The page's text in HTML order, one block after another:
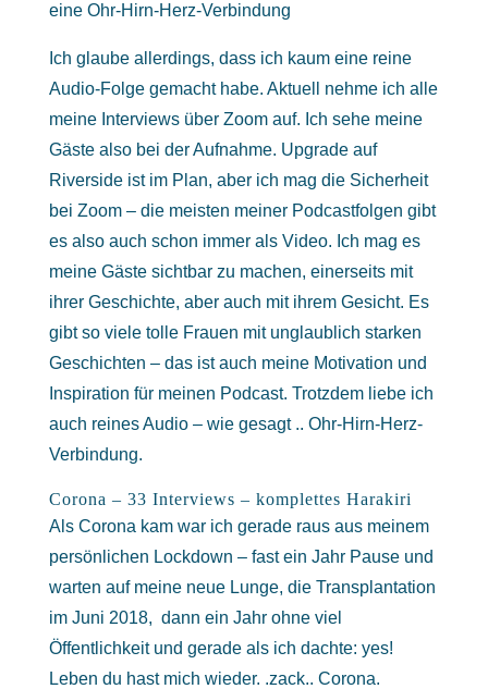
eine Ohr-Hirn-Herz-Verbindung
Ich glaube allerdings, dass ich kaum eine reine
Audio-Folge gemacht habe. Aktuell nehme ich alle
meine Interviews über Zoom auf. Ich sehe meine
Gäste also bei der Aufnahme. Upgrade auf
Riverside ist im Plan, aber ich mag die Sicherheit
bei Zoom – die meisten meiner Podcastfolgen gibt
es also auch schon immer als Video. Ich mag es
meine Gäste sichtbar zu machen, einerseits mit
ihrer Geschichte, aber auch mit ihrem Gesicht. Es
gibt so viele tolle Frauen mit unglaublich starken
Geschichten – das ist auch meine Motivation und
Inspiration für meinen Podcast. Trotzdem liebe ich
auch reines Audio – wie gesagt .. Ohr-Hirn-Herz-
Verbindung.
Corona – 33 Interviews – komplettes Harakiri
Als Corona kam war ich gerade raus aus meinem
persönlichen Lockdown – fast ein Jahr Pause und
warten auf meine neue Lunge, die Transplantation
im Juni 2018, dann ein Jahr ohne viel
Öffentlichkeit und gerade als ich dachte: yes!
Leben du hast mich wieder. .zack.. Corona.